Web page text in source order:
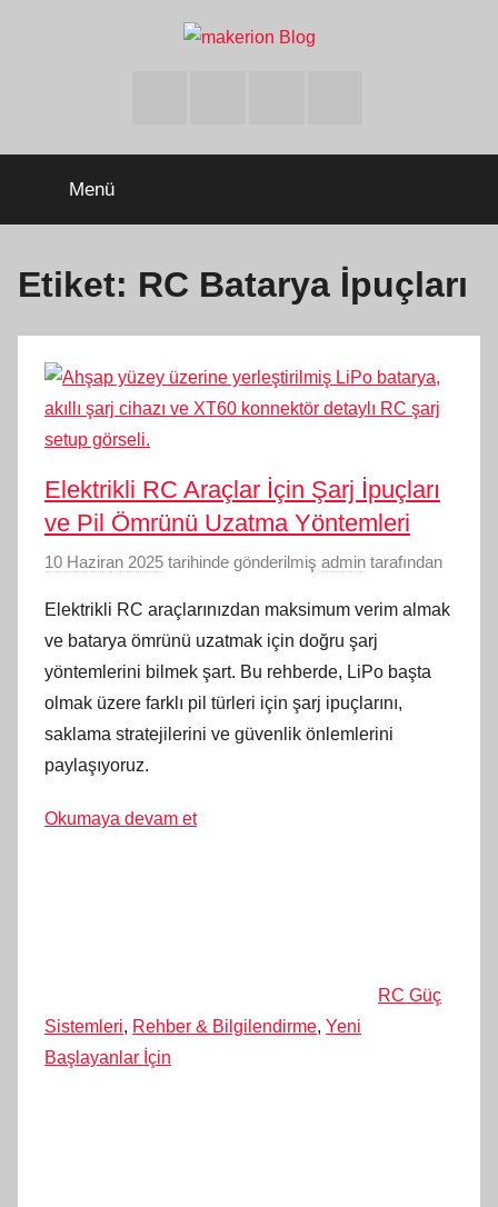
Menü
Etiket: RC Batarya İpuçları
Elektrikli RC Araçlar İçin Şarj İpuçları
ve Pil Ömrünü Uzatma Yöntemleri
10 Haziran 2025 tarihinde gönderilmiş admin tarafından
Elektrikli RC araçlarınızdan maksimum verim almak
ve batarya ömrünü uzatmak için doğru şarj
yöntemlerini bilmek şart. Bu rehberde, LiPo başta
olmak üzere farklı pil türleri için şarj ipuçlarını,
saklama stratejilerini ve güvenlik önlemlerini
paylaşıyoruz.
Okumaya devam et
RC Güç
Sistemleri, Rehber & Bilgilendirme, Yeni
Başlayanlar İçin